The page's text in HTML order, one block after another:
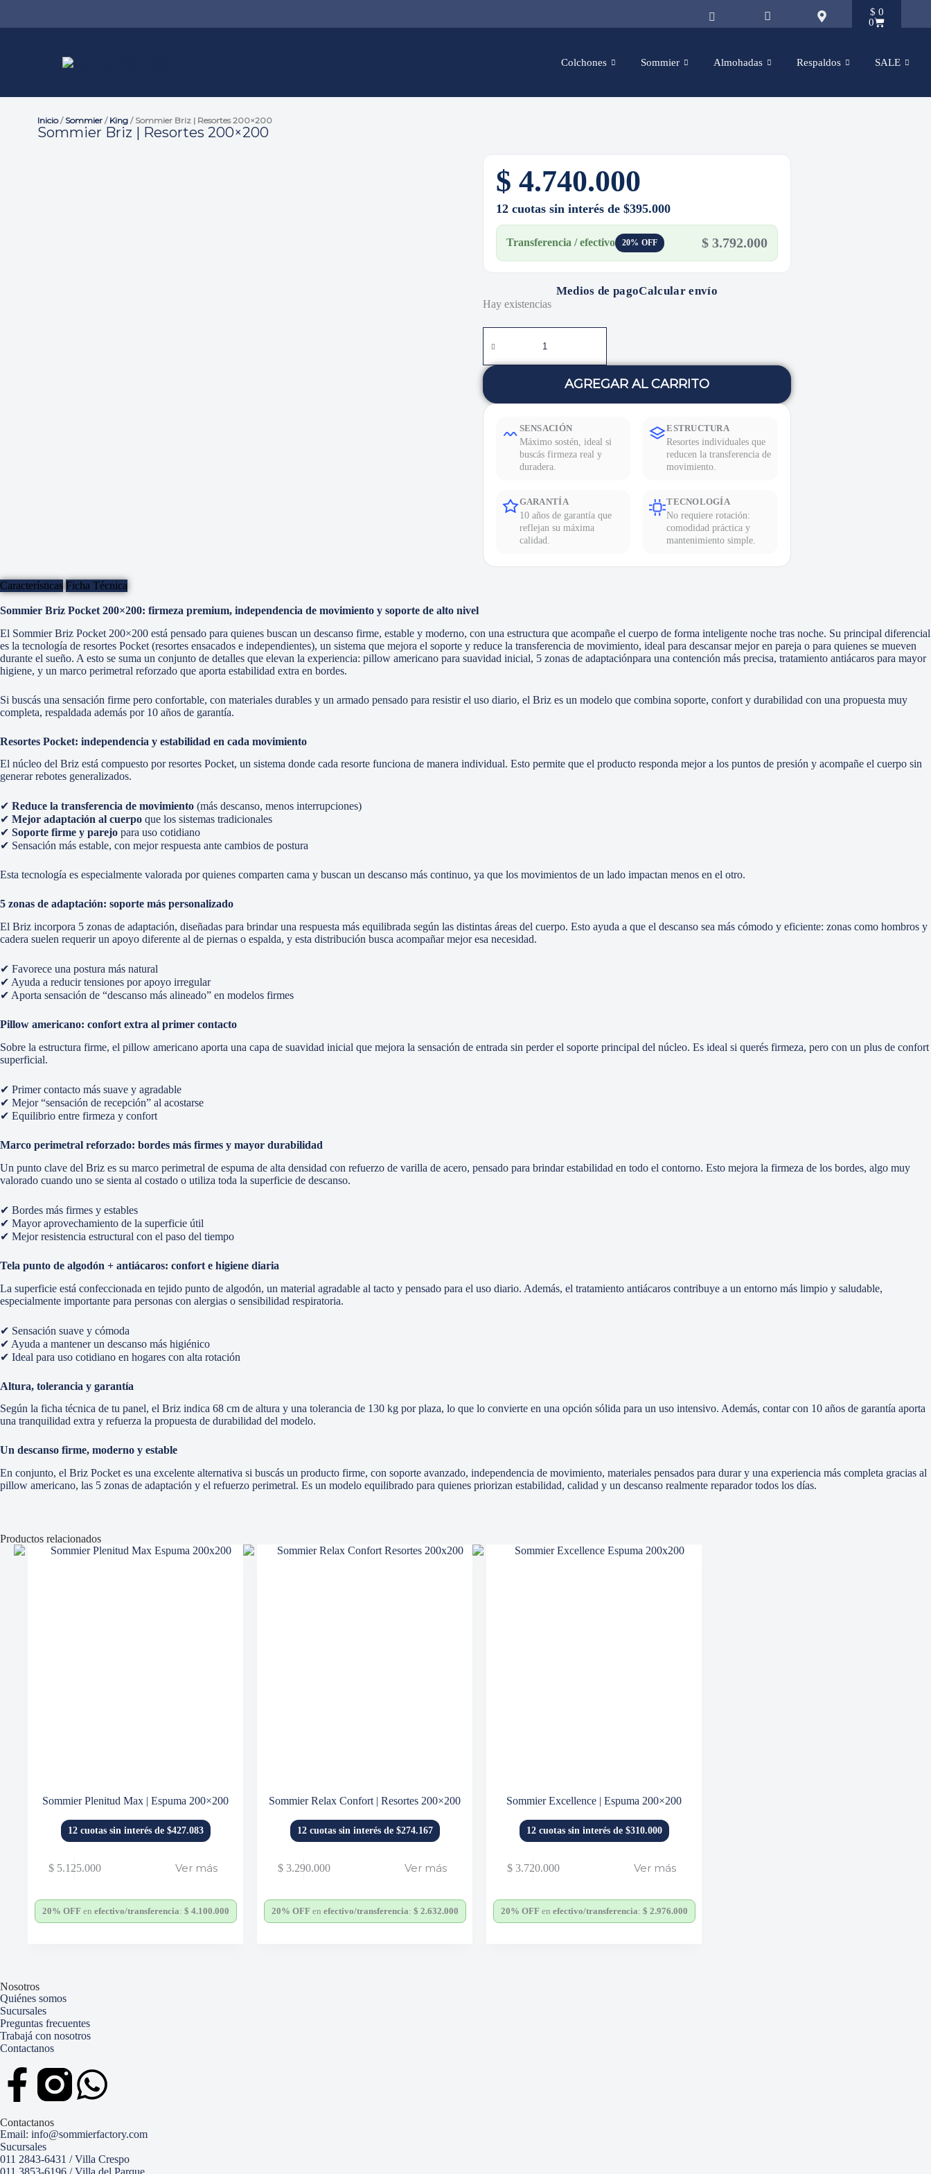
$ 0
0
Colchones Sommier Almohadas Respaldos SALE
Inicio/ Sommier/ King/ Sommier Briz | Resortes 200×200
Sommier Briz | Resortes 200×200
$ 4.740.000
12 cuotas sin interés de $395.000
Transferencia / efectivo 20% OFF $3.792.000
Medios de pagoCalcular envío
Hay existencias
AGREGAR AL CARRITO
SENSACIÓN
Máximo sostén, ideal si
buscás firmeza real y
duradera.
ESTRUCTURA
Resortes individuales que
reducen la transferencia de
movimiento.
GARANTÍA
10 años de garantía que
reflejan su máxima
calidad.
TECNOLOGÍA
No requiere rotación:
comodidad práctica y
mantenimiento simple.
Características Ficha Técnica
Sommier Briz Pocket 200×200: firmeza premium, independencia de movimiento y soporte de alto nivel
El Sommier Briz Pocket 200×200 está pensado para quienes buscan un descanso firme, estable y moderno, con una estructura que acompañe el cuerpo de forma inteligente noche tras noche. Su principal diferencial
es la tecnología de resortes Pocket (resortes ensacados e independientes), un sistema que mejora el soporte y reduce la transferencia de movimiento, ideal para descansar mejor en pareja o para quienes se mueven
durante el sueño. A esto se suma un conjunto de detalles que elevan la experiencia: pillow americano para suavidad inicial, 5 zonas de adaptaciónpara una contención más precisa, tratamiento antiácaros para mayor
higiene, y un marco perimetral reforzado que aporta estabilidad extra en bordes.
Si buscás una sensación firme pero confortable, con materiales durables y un armado pensado para resistir el uso diario, el Briz es un modelo que combina soporte, confort y durabilidad con una propuesta muy
completa, respaldada además por 10 años de garantía.
Resortes Pocket: independencia y estabilidad en cada movimiento
El núcleo del Briz está compuesto por resortes Pocket, un sistema donde cada resorte funciona de manera individual. Esto permite que el producto responda mejor a los puntos de presión y acompañe el cuerpo sin
generar rebotes generalizados.
✔ Reduce la transferencia de movimiento (más descanso, menos interrupciones)
✔ Mejor adaptación al cuerpo que los sistemas tradicionales
✔ Soporte firme y parejo para uso cotidiano
✔ Sensación más estable, con mejor respuesta ante cambios de postura
Esta tecnología es especialmente valorada por quienes comparten cama y buscan un descanso más continuo, ya que los movimientos de un lado impactan menos en el otro.
5 zonas de adaptación: soporte más personalizado
El Briz incorpora 5 zonas de adaptación, diseñadas para brindar una respuesta más equilibrada según las distintas áreas del cuerpo. Esto ayuda a que el descanso sea más cómodo y eficiente: zonas como hombros y
cadera suelen requerir un apoyo diferente al de piernas o espalda, y esta distribución busca acompañar mejor esa necesidad.
✔ Favorece una postura más natural
✔ Ayuda a reducir tensiones por apoyo irregular
✔ Aporta sensación de “descanso más alineado” en modelos firmes
Pillow americano: confort extra al primer contacto
Sobre la estructura firme, el pillow americano aporta una capa de suavidad inicial que mejora la sensación de entrada sin perder el soporte principal del núcleo. Es ideal si querés firmeza, pero con un plus de confort
superficial.
✔ Primer contacto más suave y agradable
✔ Mejor “sensación de recepción” al acostarse
✔ Equilibrio entre firmeza y confort
Marco perimetral reforzado: bordes más firmes y mayor durabilidad
Un punto clave del Briz es su marco perimetral de espuma de alta densidad con refuerzo de varilla de acero, pensado para brindar estabilidad en todo el contorno. Esto mejora la firmeza de los bordes, algo muy
valorado cuando uno se sienta al costado o utiliza toda la superficie de descanso.
✔ Bordes más firmes y estables
✔ Mayor aprovechamiento de la superficie útil
✔ Mejor resistencia estructural con el paso del tiempo
Tela punto de algodón + antiácaros: confort e higiene diaria
La superficie está confeccionada en tejido punto de algodón, un material agradable al tacto y pensado para el uso diario. Además, el tratamiento antiácaros contribuye a un entorno más limpio y saludable,
especialmente importante para personas con alergias o sensibilidad respiratoria.
✔ Sensación suave y cómoda
✔ Ayuda a mantener un descanso más higiénico
✔ Ideal para uso cotidiano en hogares con alta rotación
Altura, tolerancia y garantía
Según la ficha técnica de tu panel, el Briz indica 68 cm de altura y una tolerancia de 130 kg por plaza, lo que lo convierte en una opción sólida para un uso intensivo. Además, contar con 10 años de garantía aporta
una tranquilidad extra y refuerza la propuesta de durabilidad del modelo.
Un descanso firme, moderno y estable
En conjunto, el Briz Pocket es una excelente alternativa si buscás un producto firme, con soporte avanzado, independencia de movimiento, materiales pensados para durar y una experiencia más completa gracias al
pillow americano, las 5 zonas de adaptación y el refuerzo perimetral. Es un modelo equilibrado para quienes priorizan estabilidad, calidad y un descanso realmente reparador todos los días.
Productos relacionados
Sommier Plenitud Max | Espuma 200×200
12 cuotas sin interés de $427.083
$5.125.000 Ver más
20% OFFen efectivo/transferencia: $ 4.100.000
Sommier Relax Confort | Resortes 200×200
12 cuotas sin interés de $274.167
$3.290.000 Ver más
20% OFFen efectivo/transferencia: $ 2.632.000
Sommier Excellence | Espuma 200×200
12 cuotas sin interés de $310.000
$3.720.000 Ver más
20% OFFen efectivo/transferencia: $ 2.976.000
Nosotros
Quiénes somos
Sucursales
Preguntas frecuentes
Trabajá con nosotros
Contactanos
Contactanos
Email: info@sommierfactory.com
Sucursales
011 2843-6431 / Villa Crespo